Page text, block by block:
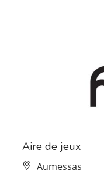
À 1.5 km de Aire de
Aire de jeux
Aumessas